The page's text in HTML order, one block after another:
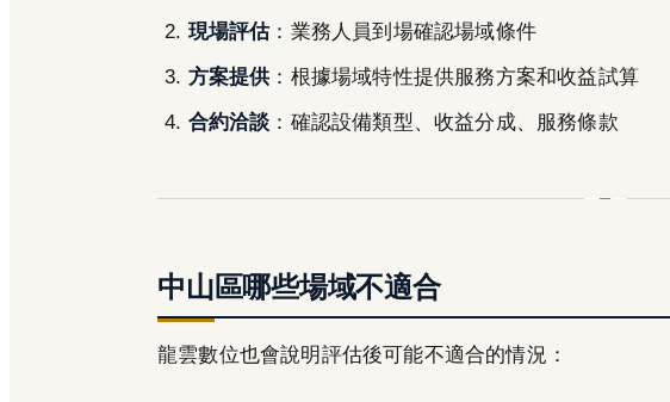
現場評估：業務人員到場確認場域條件
方案提供：根據場域特性提供服務方案和收益試算
合約洽談 ：確認設備類型、收益分成、服務條款
中山區哪些場域不適合
龍雲數位也會說明評估後可能不適合的情況：